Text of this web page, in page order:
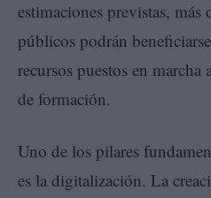
estimaciones previstas, más
públicos podrán
recursos puestos en marcha
de formación.
Uno de los pilares
es la digitalización. La